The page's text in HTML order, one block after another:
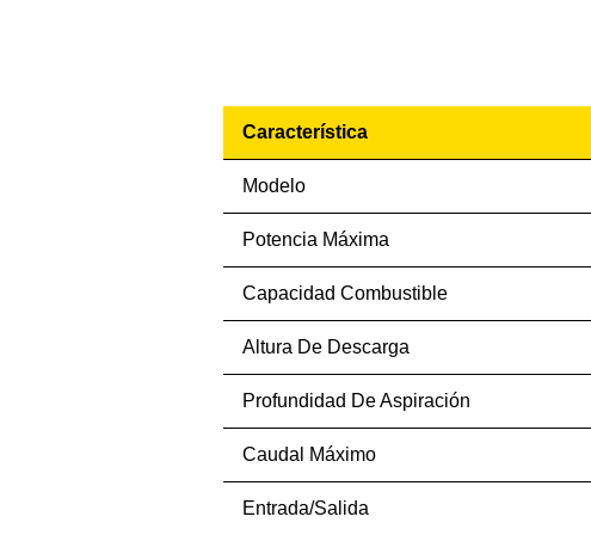
Característica
Modelo
Potencia Máxima
Capacidad Combustible
Altura De Descarga
Profundidad De Aspiración
Caudal Máximo
Entrada/Salida